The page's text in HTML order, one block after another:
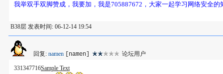
我举双手双脚赞成，我要加，我是705887672，大家一起学习网络安全的
B38层 发表时间: 06-12-14 19:54
回复: namen [namen] 论坛用户
331347716Sample Text